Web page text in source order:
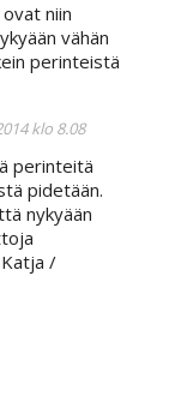
niin
vähän
perinteistä
klo 8.08
perinteitä
pidetään.
nykyään
/